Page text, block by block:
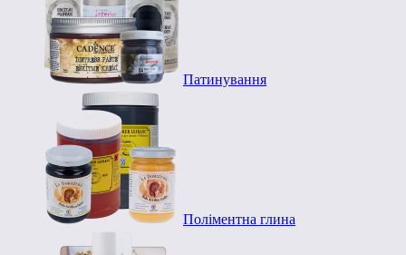
Патинування
Поліментна глина